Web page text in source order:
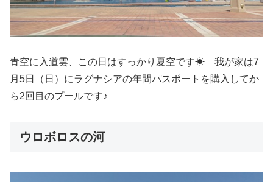
青空に入道雲、この日はすっかり夏空です☀ 我が家は7
月5日（日）にラグナシアの年間パスポートを購入してか
ら2回目のプールです♪
ウロボロスの河